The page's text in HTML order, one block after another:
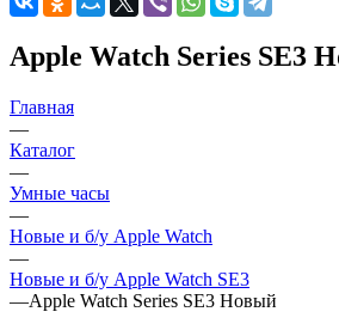
Apple Watch Series SE3
Главная
—
Каталог
—
Умные часы
—
Новые и б/у Apple Watch
—
Новые и б/у Apple Watch SE3
—Apple Watch Series SE3 Новый